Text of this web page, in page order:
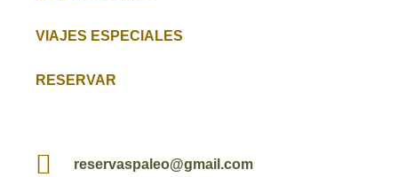
VIAJES ESPECIALES
RESERVAR
reservaspaleo@gmail.com